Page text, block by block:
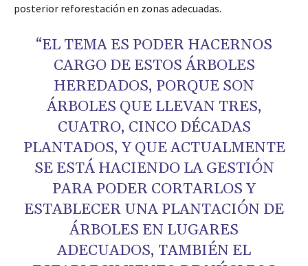
posterior reforestación en zonas adecuadas.
“EL TEMA ES PODER HACERNOS
CARGO DE ESTOS ÁRBOLES
HEREDADOS, PORQUE SON
ÁRBOLES QUE LLEVAN TRES,
CUATRO, CINCO DÉCADAS
PLANTADOS, Y QUE ACTUALMENTE
SE ESTÁ HACIENDO LA GESTIÓN
PARA PODER CORTARLOS Y
ESTABLECER UNA PLANTACIÓN DE
ÁRBOLES EN LUGARES
ADECUADOS, TAMBIÉN EL